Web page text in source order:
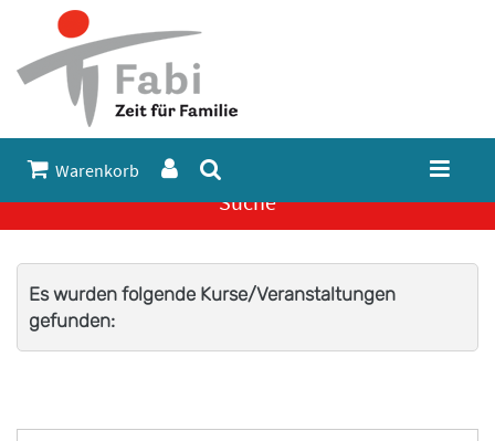
Warenkorb
Suche
Es wurden folgende Kurse/Veranstaltungen
gefunden: